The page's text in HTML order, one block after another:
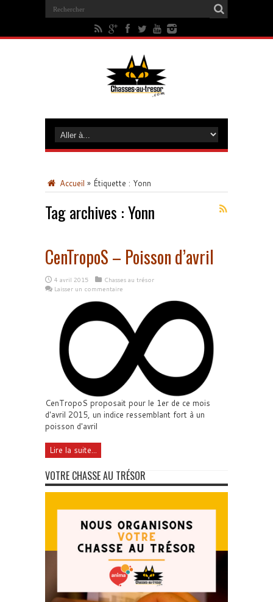
Accueil » Étiquette : Yonn
Tag archives :Yonn
CenTropoS – Poisson d’avril
4 avril 2015
Chasses au trésor
Laisser un commentaire
CenTropoS proposait pour le 1er de ce mois
d'avril 2015, un indice ressemblant fort à un
poisson d'avril
Lire la suite...
VOTRE CHASSE AU TRÉSOR